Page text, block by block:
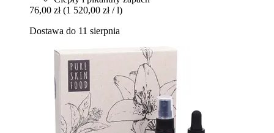
76,00 zł (1 520,00 zł / l)
Dostawa do 11 sierpnia